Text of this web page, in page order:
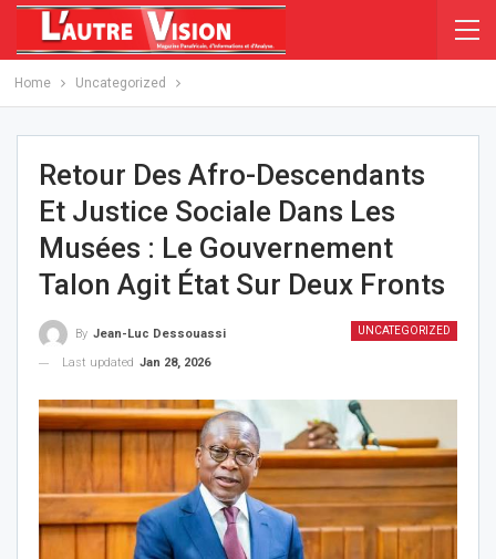
Home Uncategorized
Retour Des Afro-Descendants
Et Justice Sociale Dans Les
Musées : Le Gouvernement
Talon Agit État Sur Deux Fronts
UNCATEGORIZED
By Jean-Luc Dessouassi
Last updated Jan 28, 2026